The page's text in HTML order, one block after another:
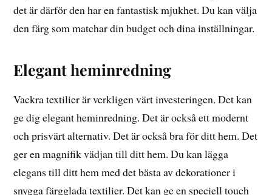
det är därför den har en fantastisk mjukhet. Du kan välja
den färg som matchar din budget och dina inställningar.
Elegant heminredning
Vackra textilier är verkligen värt investeringen. Det kan
ge dig elegant heminredning. Det är också ett modernt
och prisvärt alternativ. Det är också bra för ditt hem. Det
ger en magnifik vädjan till ditt hem. Du kan lägga
elegans till ditt hem med det bästa av dekorationer i
snygga färgglada textilier. Det kan ge en speciell touch